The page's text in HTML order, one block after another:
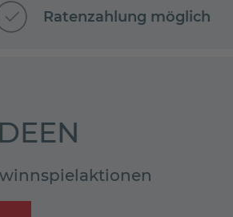
Ratenzahlung möglich